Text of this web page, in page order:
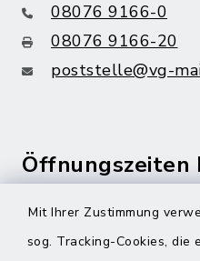
Mit Ihrer Zustimmung
sog. Tracking-Cookies, die
08076 9166-0
08076 9166-20
poststelle@vg-
Öffnungszeiten
Montag bis Freitag:
08:00-12:00 Uhr